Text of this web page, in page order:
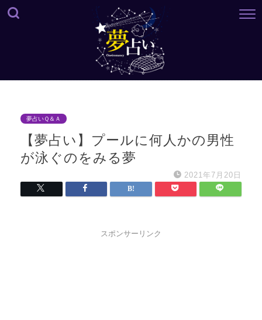
夢占いＱ＆Ａ
【夢占い】プールに何人かの男性
が泳ぐのをみる夢
2021年7月20日
スポンサーリンク